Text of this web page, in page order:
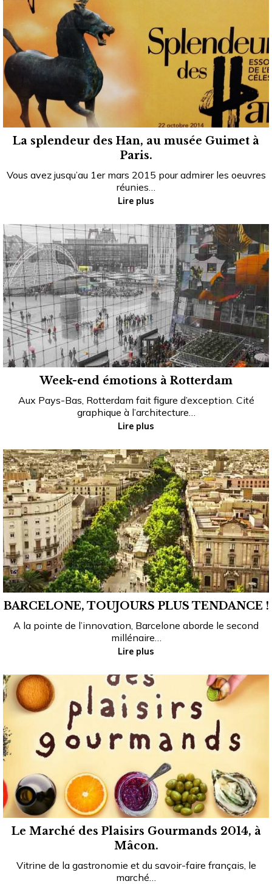
La splendeur des Han, au musée Guimet à
Paris.
Vous avez jusqu’au 1er mars 2015 pour admirer les oeuvres
réunies…
Lire plus
Week-end émotions à Rotterdam
Aux Pays-Bas, Rotterdam fait figure d’exception. Cité
graphique à l’architecture…
Lire plus
BARCELONE, TOUJOURS PLUS TENDANCE !
A la pointe de l’innovation, Barcelone aborde le second
millénaire…
Lire plus
Le Marché des Plaisirs Gourmands 2014, à
Mâcon.
Vitrine de la gastronomie et du savoir-faire français, le
marché…